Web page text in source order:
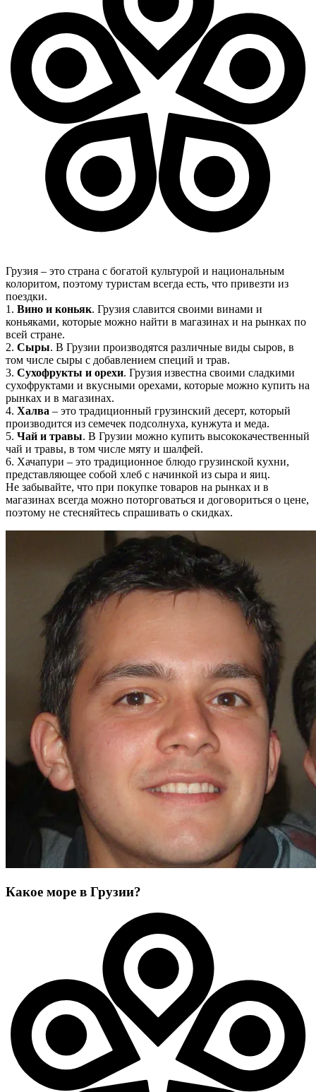
Грузия – это страна с богатой культурой и национальным
колоритом, поэтому туристам всегда есть, что привезти из
поездки.
1. Вино и коньяк. Грузия славится своими винами и
коньяками, которые можно найти в магазинах и на рынках по
всей стране.
2. Сыры. В Грузии производятся различные виды сыров, в
том числе сыры с добавлением специй и трав.
3. Сухофрукты и орехи. Грузия известна своими сладкими
сухофруктами и вкусными орехами, которые можно купить на
рынках и в магазинах.
4. Халва – это традиционный грузинский десерт, который
производится из семечек подсолнуха, кунжута и меда.
5. Чай и травы. В Грузии можно купить высококачественный
чай и травы, в том числе мяту и шалфей.
6. Хачапури – это традиционное блюдо грузинской кухни,
представляющее собой хлеб с начинкой из сыра и яиц.
Не забывайте, что при покупке товаров на рынках и в
магазинах всегда можно поторговаться и договориться о цене,
поэтому не стесняйтесь спрашивать о скидках.
Какое море в Грузии?